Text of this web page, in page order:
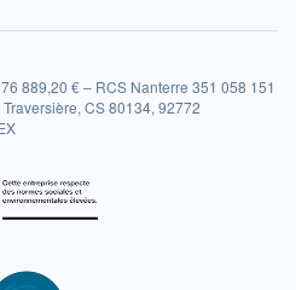
889,20 € – RCS Nanterre 351 058 151
CS 80134, 92772